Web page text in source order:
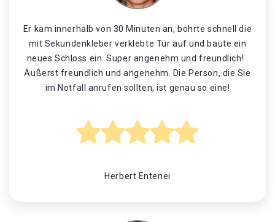
Er kam innerhalb von 30 Minuten an, bohrte schnell die
mit Sekundenkleber verklebte Tür auf und baute ein
neues Schloss ein. Super angenehm und freundlich! .
Äußerst freundlich und angenehm. Die Person, die Sie
im Notfall anrufen sollten, ist genau so eine!
Herbert Entenei